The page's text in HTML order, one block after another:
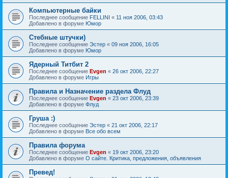
Компьютерные байки
Последнее сообщение FELLINI « 11 ноя 2006, 03:43
Добавлено в форуме Юмор
Стебные штучки)
Последнее сообщение Эстер « 09 ноя 2006, 16:05
Добавлено в форуме Юмор
Ядерный Титбит 2
Последнее сообщение Evgen « 26 окт 2006, 22:27
Добавлено в форуме Игры
Правила и Назначение раздела Флуд
Последнее сообщение Evgen « 23 окт 2006, 23:39
Добавлено в форуме Флуд
Груша :)
Последнее сообщение Эстер « 21 окт 2006, 22:17
Добавлено в форуме Все обо всем
Правила форума
Последнее сообщение Evgen « 19 окт 2006, 23:20
Добавлено в форуме О сайте. Критика, предложения, объявления
Превед!